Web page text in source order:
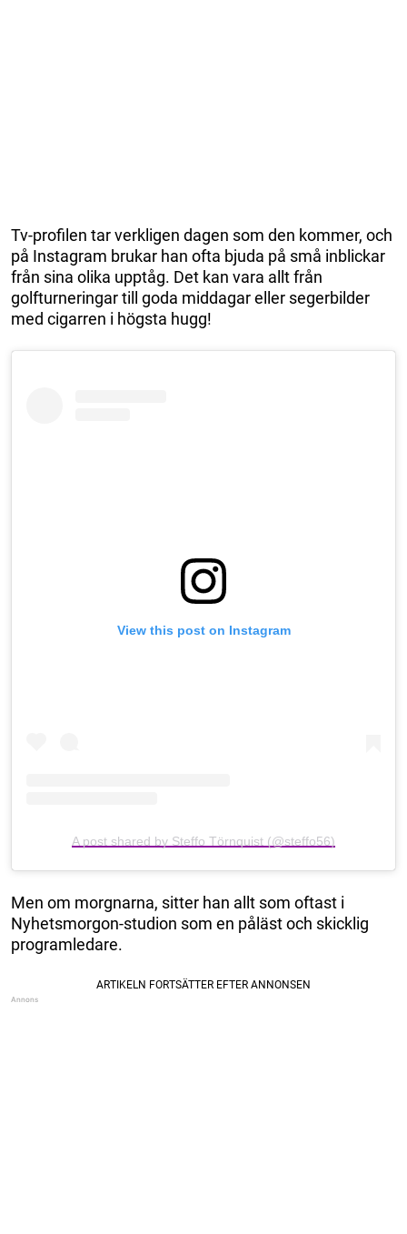
Tv-profilen tar verkligen dagen som den kommer, och
på Instagram brukar han ofta bjuda på små inblickar
från sina olika upptåg. Det kan vara allt från
golfturneringar till goda middagar eller segerbilder
med cigarren i högsta hugg!
View this post on Instagram
A post shared by Steffo Törnquist (@steffo56)
Men om morgnarna, sitter han allt som oftast i
Nyhetsmorgon-studion som en påläst och skicklig
programledare.